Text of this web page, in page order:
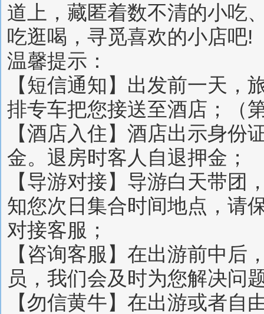
道上，藏匿着数不清的小吃
吃逛喝，寻觅喜欢的小店吧!
温馨提示：
【短信通知】出发前一天
排专车把您接送至酒店；（
【酒店入住】酒店出示身
金。退房时客人自退押金；
【导游对接】导游白天带
知您次日集合时间地点，请
对接客服；
【咨询客服】在出游前中
员，我们会及时为您解决问
【勿信黄牛】在出游或者